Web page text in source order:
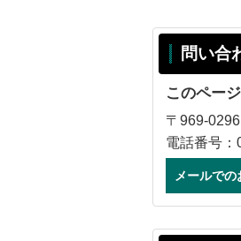
問い合
このペー
〒969-
電話番号：
メールで